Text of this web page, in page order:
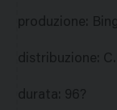
produzione:
distribuzione:
durata: 96?